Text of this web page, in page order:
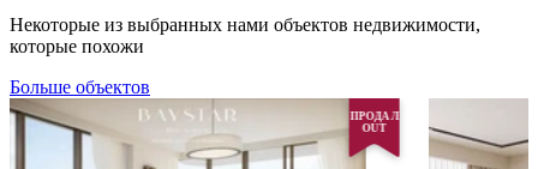
Некоторые из выбранных нами объектов недвижимости,
которые похожи
Больше объектов
ПРОДАЛ
OUT